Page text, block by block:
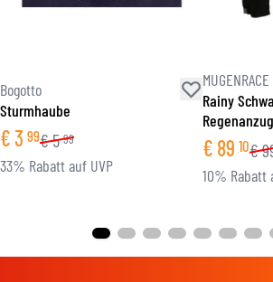
Bogotto
Sturmhaube
€3 99€5 99
33% Rabatt auf UVP
MUGENRACE
Rainy
Regenanzug
€ 89 10€
10% Rabatt